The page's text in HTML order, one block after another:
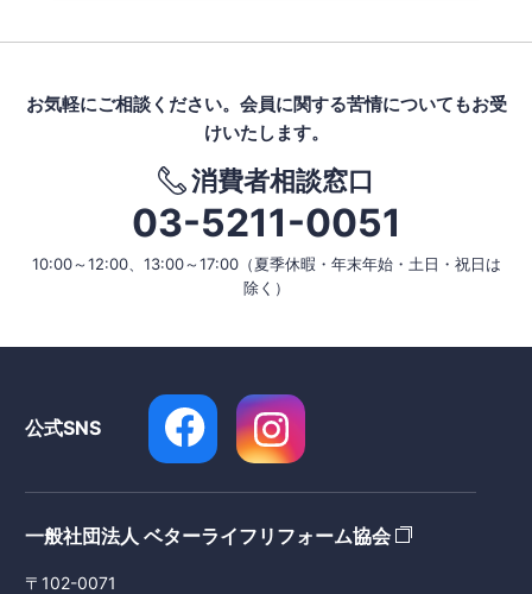
お気軽にご相談ください。 会員に関する苦情についてもお受
けいたします。
消費者相談窓口
03-5211-0051
10:00～12:00、13:00～17:00（夏季休暇・年末年始・土日・祝日は
除く）
公式SNS
一般社団法人 ベターライフリフォーム協会
〒102-0071